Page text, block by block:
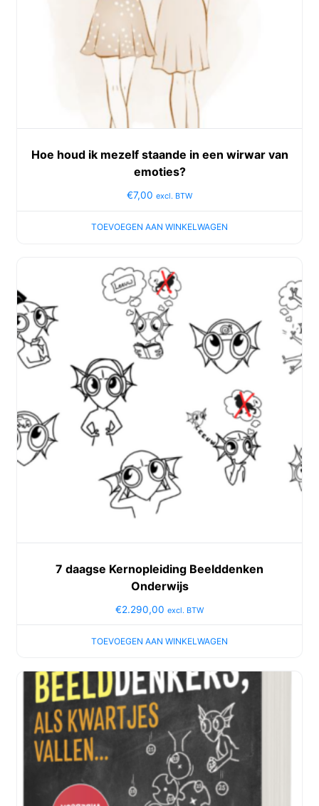
Hoe houd ik mezelf staande in een wirwar van
emoties?
€7,00 excl. BTW
TOEVOEGEN AAN WINKELWAGEN
7 daagse Kernopleiding Beelddenken
Onderwijs
€2.290,00 excl. BTW
TOEVOEGEN AAN WINKELWAGEN